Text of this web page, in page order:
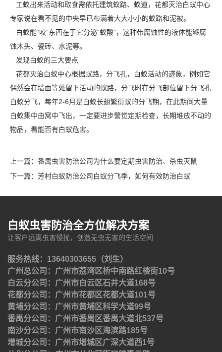
工蚁出来活动和取食需依托建筑蚁路、蚁道，花都灭治白蚁中心
专家说在看不见的中央早已布满着大大小小的蚁路和泥被。
白蚁能“咬”东西在于它分泌“蚁酸”，这种带腐蚀性的液体能够腐
蚀木头、瓷砖、水泥等。
发现白蚁的三大要点
花都灭治白蚁中心根据蚁路，分飞孔，白蚁活动的迹象，例如它
偶然会在墙面等处留下活动的蚁路，分飞时在分飞部位留下分飞孔
白蚁分飞，每年2-6月是白蚁长翅繁衍蚁的分飞期，在此期间大量
白蚁集中由窝中飞出，一定要进步警觉定期检查，长期堆放不动的
物品，看能否有白蚁危害。
上一篇： 番禺虫害防治公司为什么要定期虫害防治、杀虫灭鼠
下一篇： 芳村白蚁防治公司白蚁分飞季，如何有效防治白蚁
白蚁虫害防治全方位解决方案
让客户远离虫害侵扰，创造无虫无害的生活空间
服务热线：13640303655（刘生）
广州总公司：广州市荔湾区桥中南路红楼街10号
白云分公司：广州市白云区石井大道168号
花都分公司：广州市花都区花都大道101号
黄埔分公司：广州市黄埔区科学大道99号
番禺分公司：广州市番禺区番禺大道北537号
南沙分公司：广州市南沙区海滨路185号
增城分公司：广州市增城区广深大道西1号